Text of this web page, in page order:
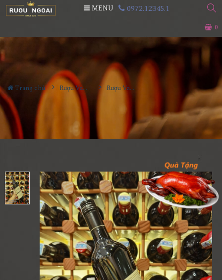
0
MENU 0972.12345.1
Trang chủ Rượu Vang Rượu Vang Pepper Jack Graded Langhorne Creek Shiraz